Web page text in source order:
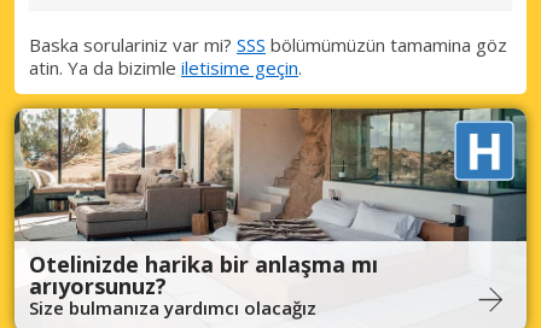
Baska sorulariniz var mi? SSS bölümümüzün tamamina göz
atin. Ya da bizimle iletisime geçin.
Otelinizde harika bir anlaşma mı
arıyorsunuz?
Size bulmanıza yardımcı olacağız